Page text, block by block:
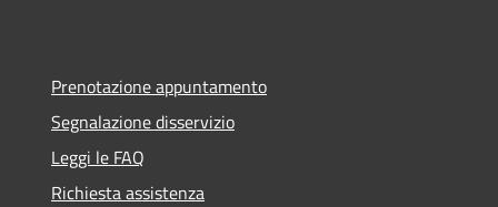
Prenotazione appuntamento
Segnalazione disservizio
Leggi le FAQ
Richiesta assistenza